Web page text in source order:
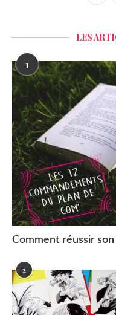
LES
1
Comment réussir
2